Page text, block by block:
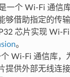
一个 Wi-Fi 通信
够借助指定的传
芯片实现 Wi-
。
个 Wi-Fi 通信库，
提供外部无线连